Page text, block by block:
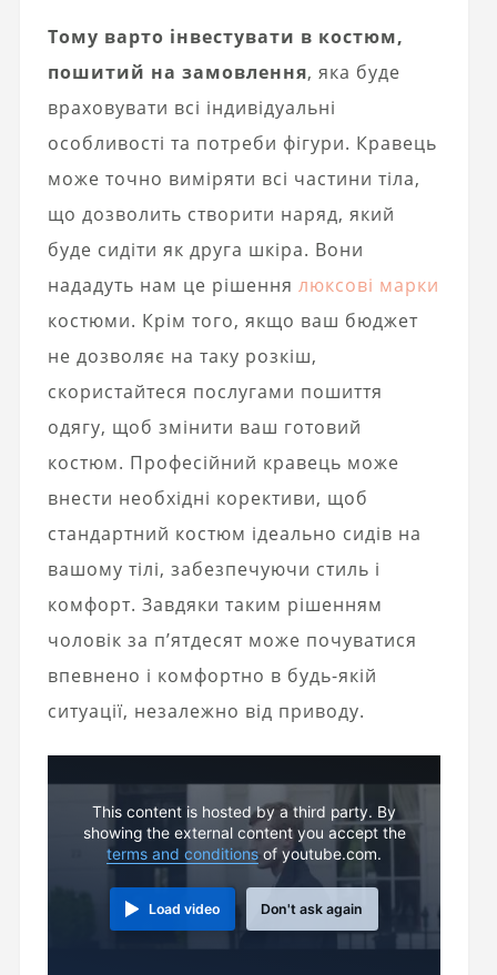
Тому варто інвестувати в костюм,
пошитий на замовлення, яка буде
враховувати всі індивідуальні
особливості та потреби фігури. Кравець
може точно виміряти всі частини тіла,
що дозволить створити наряд, який
буде сидіти як друга шкіра. Вони
нададуть нам це рішення люксові марки
костюми. Крім того, якщо ваш бюджет
не дозволяє на таку розкіш,
скористайтеся послугами пошиття
одягу, щоб змінити ваш готовий
костюм. Професійний кравець може
внести необхідні корективи, щоб
стандартний костюм ідеально сидів на
вашому тілі, забезпечуючи стиль і
комфорт. Завдяки таким рішенням
чоловік за п’ятдесят може почуватися
впевнено і комфортно в будь-якій
ситуації, незалежно від приводу.
This content is hosted by a third party. By
showing the external content you accept the
terms and conditionsof youtube.com.
Load video Don't ask again